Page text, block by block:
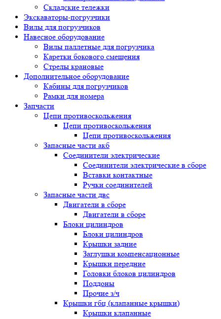
Складские тележки
Экскаваторы-погрузчики
Вилы для погрузчиков
Навесное оборудование
Вилы паллетные для погрузчика
Каретки бокового смещения
Стрелы крановые
Дополнительное оборудование
Кабины для погрузчиков
Рамки для номера
Запчасти
Цепи противоскольжения
Цепи противоскольжения
Цепи противоскольжения
Запасные части акб
Соединители электрические
Соединители электрические в сборе
Вставки контактные
Ручки соединителей
Запасные части двс
Двигатели в сборе
Двигатели в сборе
Блоки цилиндров
Блоки цилиндров
Крышки задние
Заглушки компенсационные
Крышки передние
Головки блоков цилиндров
Поддоны
Прочие з/ч
Крышки гбц (клапанные крышки)
Крышки клапанные